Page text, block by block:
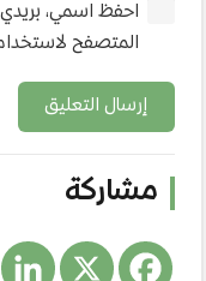
احفظ اسمي، بريدي
المتصفح
إرسال التعليق
مشاركة